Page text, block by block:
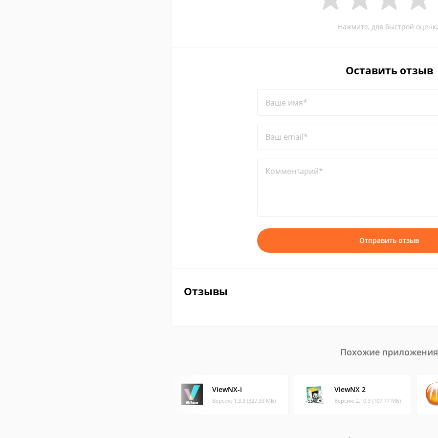
Нажмите, для быстрой
Оставить отзыв
Ваше имя*
Ваш email*
Комментарий*
Отправить отзыв
Отзывы
Похожие приложения
ViewNX-i
Версия: 1.3.3 (327.33 МБ)
ViewNX 2
Версия: 2.10.3 (107.77 МБ)